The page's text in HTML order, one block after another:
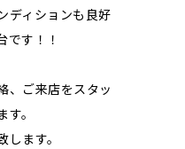
ディションも良好
です！！
、ご来店をスタッ
。
ます。